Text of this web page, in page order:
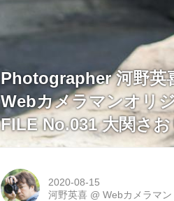
Photographer 河野英
Webカメラマンオリ
FILE No.031 大関さ
2020-08-15
河野英喜 @Webカメラマン